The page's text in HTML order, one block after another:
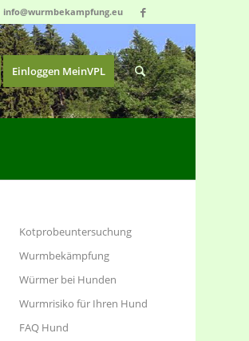
info@wurmbekampfung.eu
Einloggen MeinVPL
Kotprobeuntersuchung
Wurmbekämpfung
Würmer bei Hunden
Wurmrisiko für Ihren Hund
FAQ Hund